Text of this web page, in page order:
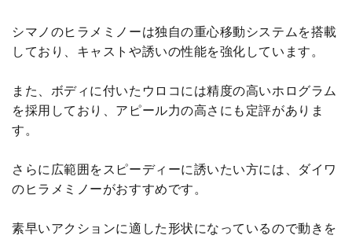
シマノのヒラメミノーは独自の重心移動システムを搭載
しており、キャストや誘いの性能を強化しています。
また、ボディに付いたウロコには精度の高いホログラム
を採用しており、アピール力の高さにも定評がありま
す。
さらに広範囲をスピーディーに誘いたい方には、ダイワ
のヒラメミノーがおすすめです。
素早いアクションに適した形状になっているので動きを